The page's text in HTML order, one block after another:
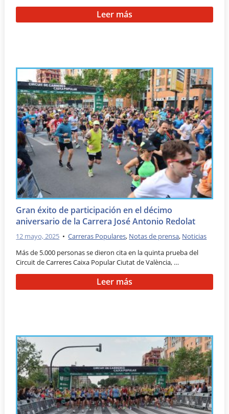
Leer más
Gran éxito de participación en el décimo
aniversario de la Carrera José Antonio Redolat
12 mayo, 2025 •Carreras Populares, Notas de prensa, Noticias
Más de 5.000 personas se dieron cita en la quinta prueba del
Circuit de Carreres Caixa Popular Ciutat de València, …
Leer más